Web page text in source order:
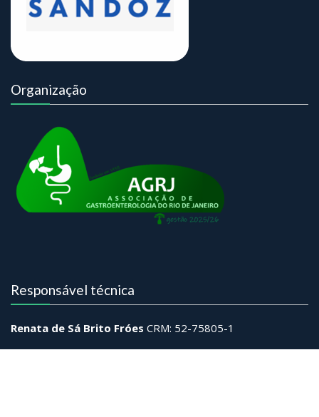
Organização
Responsável técnica
Renata de Sá Brito Fróes CRM: 52-75805-1